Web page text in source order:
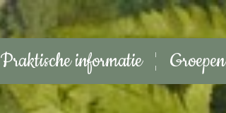
Praktische informatie Groepen